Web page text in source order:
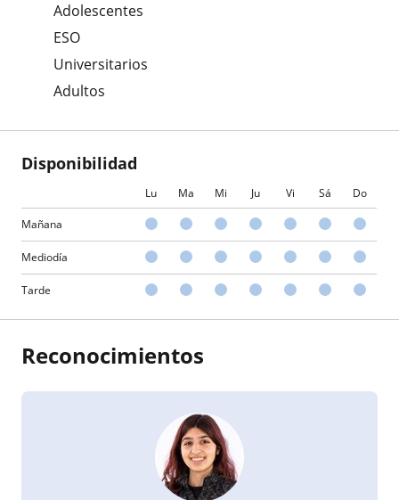
Adolescentes
ESO
Universitarios
Adultos
Disponibilidad
Lu Ma Mi Ju Vi Sá Do
Mañana
Mediodía
Tarde
Reconocimientos